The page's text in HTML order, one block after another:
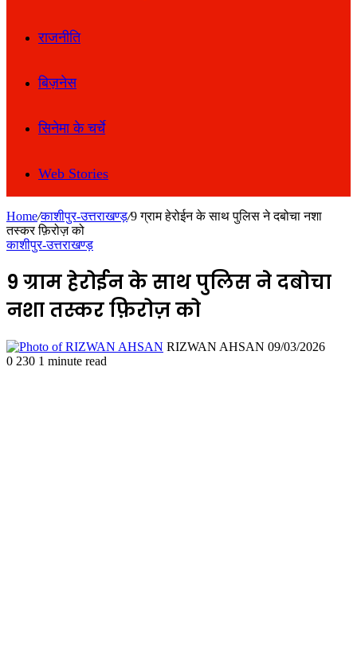
राजनीति
बिज़नेस
सिनेमा के चर्चे
Web Stories
Home/काशीपुर-उत्तराखण्ड़/9 ग्राम हेरोईन के साथ पुलिस ने दबोचा नशा
तस्कर फ़िरोज़ को
काशीपुर-उत्तराखण्ड़
9 ग्राम हेरोईन के साथ पुलिस ने दबोचा
नशा तस्कर फ़िरोज़ को
RIZWAN AHSAN Send
09/03/2026
0 230 1 minute read